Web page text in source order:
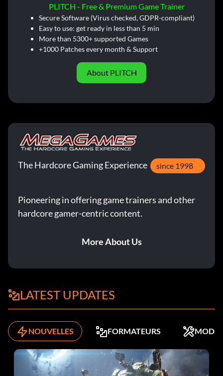
PLITCH - Free & Premium Game Trainer
Secure Software (Virus checked, GDPR-compliant)
Easy to use: get ready in less than 5 min
More than 5300+ supported Games
+1000 Patches every month & Support
About PLITCH
The Hardcore Gaming Experience since 1998
Pioneering in offering game trainers and other
hardcore gamer-centric content.
More About Us
LATEST UPDATES
NOUVELLES FORMATEURS MODS